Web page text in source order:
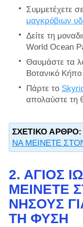
Συμμετέχετε
μαγκρόβιων
Δείτε τη
World Ocean
Θαυμάστε τα
Βοτανικό
Πάρτε το
απολαύστε τη
ΣΧΕΤΙΚΌ ΆΡΘΡΟ:
ΝΑ ΜΕΙΝΕΤΕ
2. ΆΓΙΟΣ
ΜΕΊΝΕΤΕ
ΝΉΣΟΥΣ
ΤΗ ΦΎΣΗ